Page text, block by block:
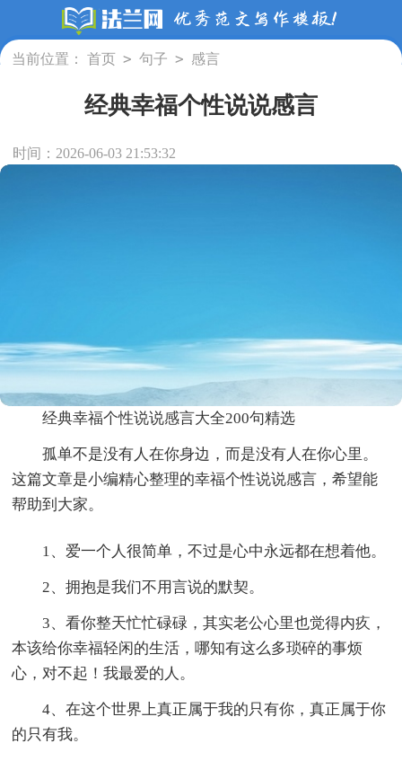
当前位置： 首页 > 句子 > 感言
经典幸福个性说说感言
时间：2026-06-03 21:53:32
经典幸福个性说说感言大全200句精选
孤单不是没有人在你身边，而是没有人在你心里。
这篇文章是小编精心整理的幸福个性说说感言，希望能
帮助到大家。
1、爱一个人很简单，不过是心中永远都在想着他。
2、拥抱是我们不用言说的默契。
3、看你整天忙忙碌碌，其实老公心里也觉得内疚，
本该给你幸福轻闲的生活，哪知有这么多琐碎的事烦
心，对不起！我最爱的人。
4、在这个世界上真正属于我的只有你，真正属于你
的只有我。